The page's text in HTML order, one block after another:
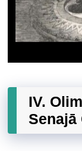
IV.
Senajā